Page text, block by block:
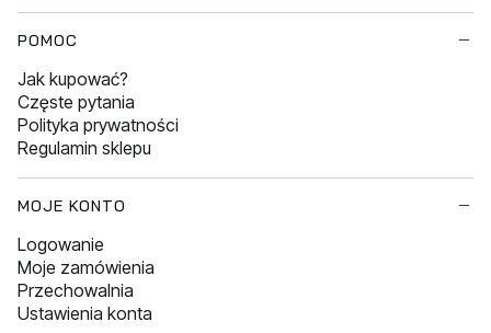
POMOC
Jak kupować?
Częste pytania
Polityka prywatności
Regulamin sklepu
MOJE KONTO
Logowanie
Moje zamówienia
Przechowalnia
Ustawienia konta